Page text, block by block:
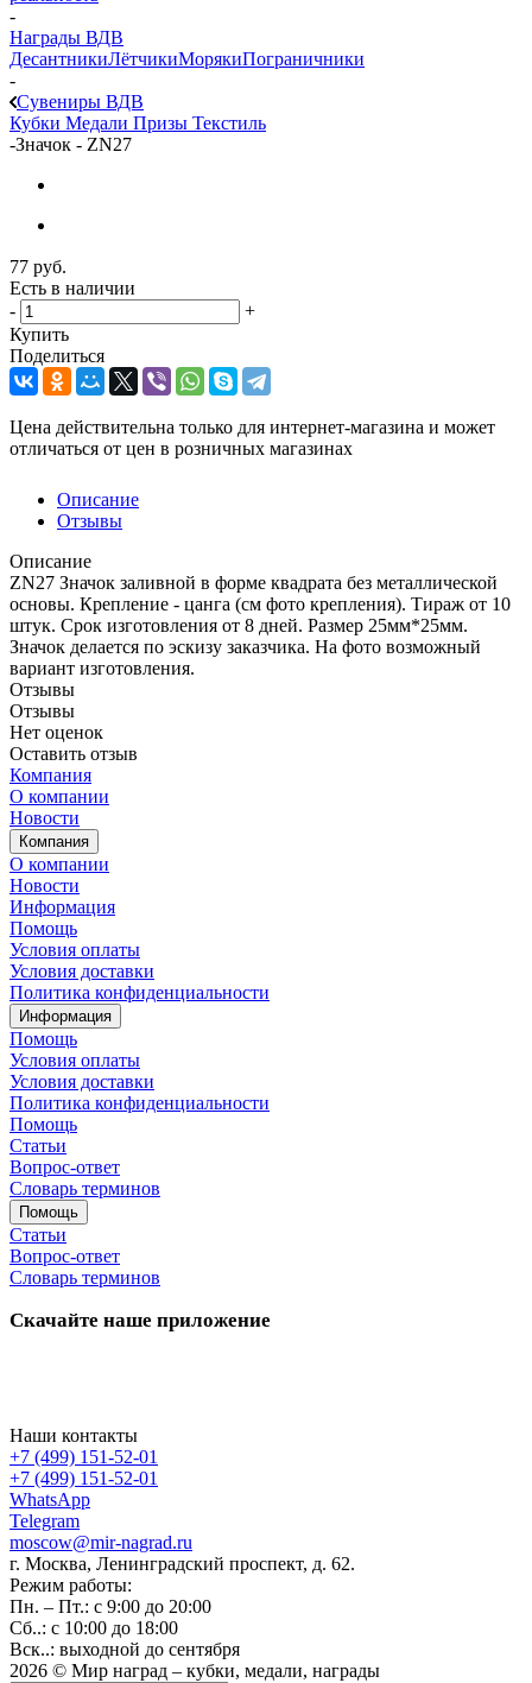
-
Награды ВДВ
ДесантникиЛётчикиМорякиПограничники
-
Сувениры ВДВ
Кубки Медали Призы Текстиль
-Значок - ZN27
77 руб.
Есть в наличии
-
+
Купить
Поделиться
Цена действительна только для интернет-магазина и может
отличаться от цен в розничных магазинах
Описание
Отзывы
Описание
ZN27 Значок заливной в форме квадрата без металлической
основы. Крепление - цанга (см фото крепления). Тираж от 10
штук. Срок изготовления от 8 дней. Размер 25мм*25мм.
Значок делается по эскизу заказчика. На фото возможный
вариант изготовления.
Отзывы
Отзывы
Нет оценок
Оставить отзыв
Компания
О компании
Новости
Компания
О компании
Новости
Информация
Помощь
Условия оплаты
Условия доставки
Политика конфиденциальности
Информация
Помощь
Условия оплаты
Условия доставки
Политика конфиденциальности
Помощь
Статьи
Вопрос-ответ
Словарь терминов
Помощь
Статьи
Вопрос-ответ
Словарь терминов
Скачайте наше приложение
Наши контакты
+7 (499) 151-52-01
+7 (499) 151-52-01
WhatsApp
Telegram
moscow@mir-nagrad.ru
г. Москва, Ленинградский проспект, д. 62.
Режим работы:
Пн. – Пт.: с 9:00 до 20:00
Сб..: с 10:00 до 18:00
Вск..: выходной до сентября
2026 © Мир наград – кубки, медали, награды